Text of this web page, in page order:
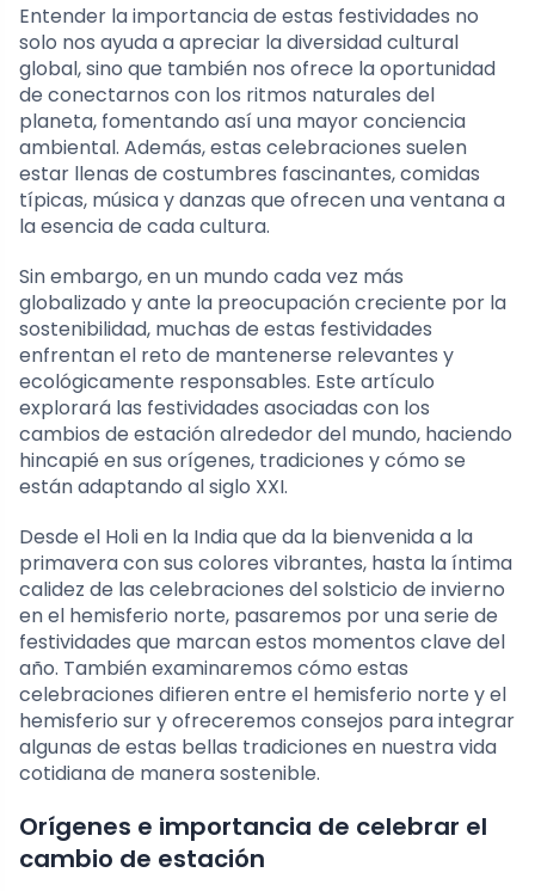
Entender la importancia de estas festividades no
solo nos ayuda a apreciar la diversidad cultural
global, sino que también nos ofrece la oportunidad
de conectarnos con los ritmos naturales del
planeta, fomentando así una mayor conciencia
ambiental. Además, estas celebraciones suelen
estar llenas de costumbres fascinantes, comidas
típicas, música y danzas que ofrecen una ventana a
la esencia de cada cultura.
Sin embargo, en un mundo cada vez más
globalizado y ante la preocupación creciente por la
sostenibilidad, muchas de estas festividades
enfrentan el reto de mantenerse relevantes y
ecológicamente responsables. Este artículo
explorará las festividades asociadas con los
cambios de estación alrededor del mundo, haciendo
hincapié en sus orígenes, tradiciones y cómo se
están adaptando al siglo XXI.
Desde el Holi en la India que da la bienvenida a la
primavera con sus colores vibrantes, hasta la íntima
calidez de las celebraciones del solsticio de invierno
en el hemisferio norte, pasaremos por una serie de
festividades que marcan estos momentos clave del
año. También examinaremos cómo estas
celebraciones difieren entre el hemisferio norte y el
hemisferio sur y ofreceremos consejos para integrar
algunas de estas bellas tradiciones en nuestra vida
cotidiana de manera sostenible.
Orígenes e importancia de celebrar el
cambio de estación